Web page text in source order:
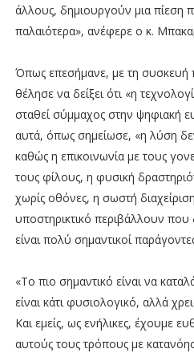
άλλους, δημιουργούν μια πίεση
παλαιότερα», ανέφερε ο κ.
Όπως επεσήμανε, με τη
θέλησε να δείξει ότι «η
σταθεί σύμμαχος στην ψηφιακή
αυτά, όπως σημείωσε, «η λύση
καθώς η επικοινωνία με τους
τους φίλους, η φυσική
χωρίς οθόνες, η σωστή
υποστηρικτικό περιβάλλουν που
είναι πολύ σημαντικοί
«Το πιο σημαντικό είναι να
είναι κάτι φυσιολογικό, αλλά
Και εμείς, ως ενήλικες, έχουμε
αυτούς τους τρόπους με